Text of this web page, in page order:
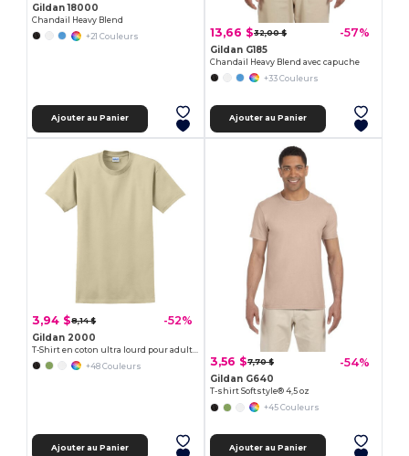
Gildan 18000
Chandail Heavy Blend
+21 Couleurs
Ajouter au Panier
13,66 $32,00 $ -57%
Gildan G185
Chandail Heavy Blend avec capuche
+33 Couleurs
Ajouter au Panier
3,94 $8,14 $ -52%
Gildan 2000
+48 Couleurs
Ajouter au Panier
3,56 $7,70 $ -54%
Gildan G640
T-shirt Softstyle® 4,5 oz
+45 Couleurs
Ajouter au Panier